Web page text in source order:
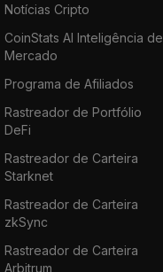
Notícias Cripto
CoinStats AI Inteligência de
Mercado
Programa de Afiliados
Rastreador de Portfólio
DeFi
Rastreador de Carteira
Starknet
Rastreador de Carteira
zkSync
Rastreador de Carteira
Arbitrum